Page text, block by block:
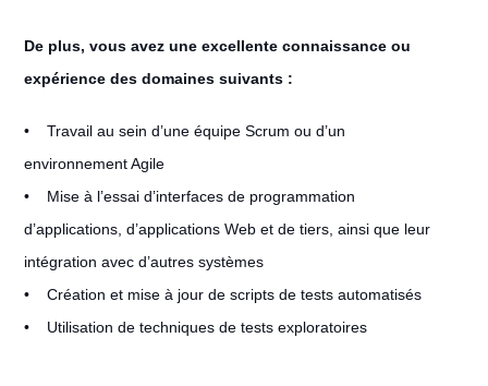
De plus, vous avez une excellente connaissance ou
expérience des domaines suivants :
• Travail au sein d’une équipe Scrum ou d’un
environnement Agile
• Mise à l’essai d’interfaces de programmation
d’applications, d’applications Web et de tiers, ainsi que leur
intégration avec d’autres systèmes
• Création et mise à jour de scripts de tests automatisés
• Utilisation de techniques de tests exploratoires